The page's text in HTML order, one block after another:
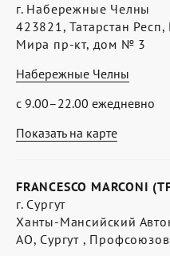
Показать на карте
г. Набережные Челны
423821, Татарстан
Мира пр-кт, дом № 3
Набережные Челны
с 9.00–22.00 ежедневно
FRANCESCO MARCONI
г. Сургут
Ханты-Мансийский
АО, Сургут ,